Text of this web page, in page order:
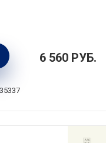
850 мл,
Kitchen Craft,
6 560 РУБ.